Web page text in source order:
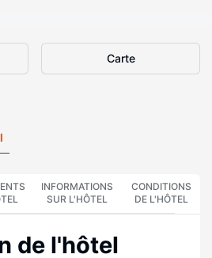
Carte
INFORMATIONS
SUR L'HÔTEL
CONDITIONS
DE L'HÔTEL
de l'hôtel